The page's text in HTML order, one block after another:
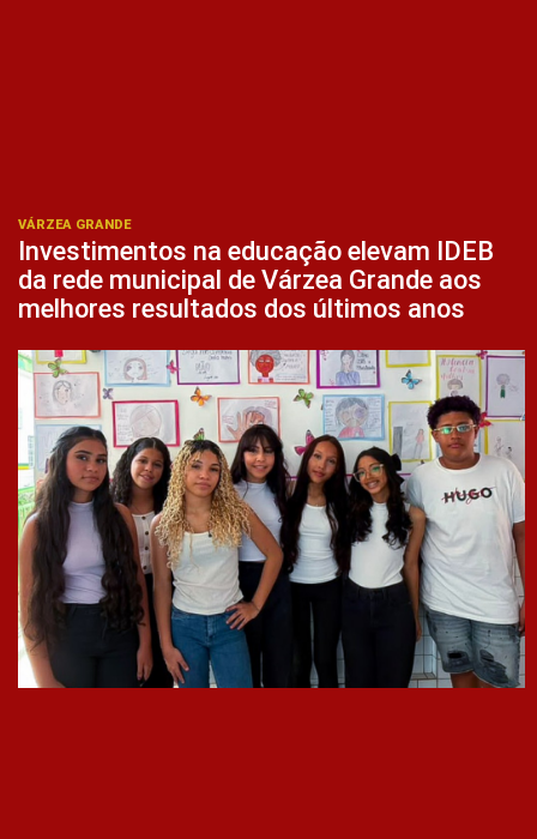
VÁRZEA GRANDE
Investimentos na educação elevam IDEB
da rede municipal de Várzea Grande aos
melhores resultados dos últimos anos